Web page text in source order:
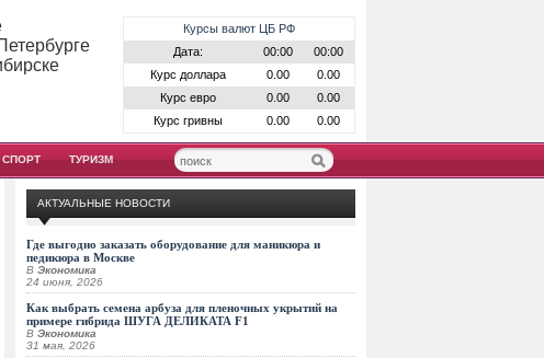
Курсы валют ЦБ РФ
Дата:
00:00
00:00
Курс доллара
0.00
0.00
Курс евро
0.00
0.00
Курс гривны
0.00 0.00
СПОРТ ТУРИЗМ
АКТУАЛЬНЫЕ НОВОСТИ
Где выгодно заказать оборудование для маникюра и
педикюра в Москве
В Экономика
24 июня, 2026
Как выбрать семена арбуза для пленочных укрытий на
примере гибрида ШУГА ДЕЛИКАТА F1
В Экономика
31 мая, 2026